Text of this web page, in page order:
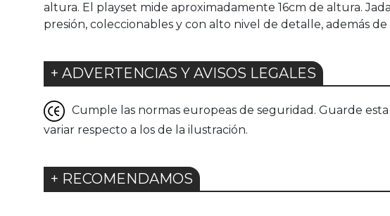
altura. El playset mide aproximadamente 16cm de altura.
presión, coleccionables y con alto nivel de detalle, además
+ ADVERTENCIAS Y AVISOS LEGALES
Cumple las normas europeas de seguridad. Guarde
variar respecto a los de la ilustración.
+ RECOMENDAMOS